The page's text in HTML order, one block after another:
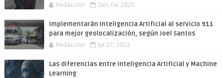
Redacción Dec 04, 2023
Implementarán Inteligencia Artificial al servicio 911
para mejor geolocalización, según Joel Santos
Redacción Jul 27, 2023
Las diferencias entre Inteligencia Artificial y Machine
Learning